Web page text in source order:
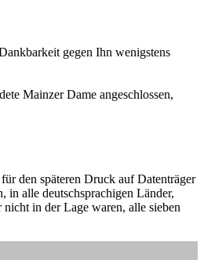
gegen Ihn wenigstens
Mainzer Dame angeschlossen,
den späteren Druck auf Datenträger
in alle deutschsprachigen Länder,
in der Lage waren, alle sieben